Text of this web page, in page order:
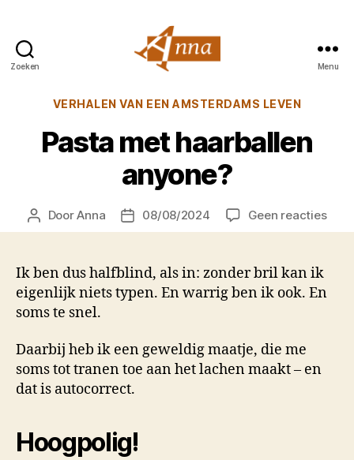
Zoeken
van
Menu
Categorieën
VERHALEN VAN EEN AMSTERDAMS LEVEN
Pasta met haarballen
anyone?
Berichtauteur
DoorAnna Berichtdatum
08/08/2024 Geen reactiesop
Ik ben dus halfblind, als in: zonder bril kan ik
eigenlijk niets typen. En warrig ben ik ook. En
soms te snel.
Daarbij heb ik een geweldig maatje, die me
soms tot tranen toe aan het lachen maakt – en
dat is autocorrect.
Hoogpolig!